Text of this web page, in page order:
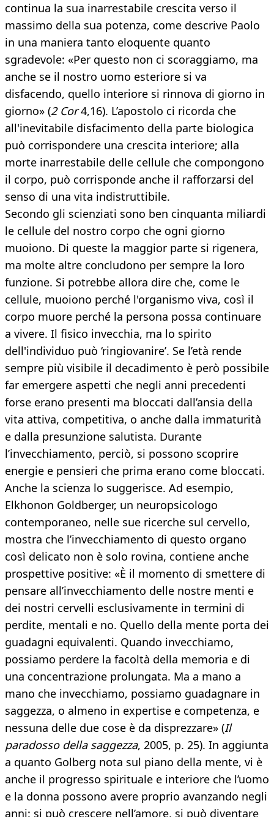
continua la sua inarrestabile crescita verso il
massimo della sua potenza, come descrive Paolo
in una maniera tanto eloquente quanto
sgradevole: «Per questo non ci scoraggiamo, ma
anche se il nostro uomo esteriore si va
disfacendo, quello interiore si rinnova di giorno in
giorno» (2 Cor4,16). L’apostolo ci ricorda che
all'inevitabile disfacimento della parte biologica
può corrispondere una crescita interiore; alla
morte inarrestabile delle cellule che compongono
il corpo, può corrisponde anche il rafforzarsi del
senso di una vita indistruttibile.
Secondo gli scienziati sono ben cinquanta miliardi
le cellule del nostro corpo che ogni giorno
muoiono. Di queste la maggior parte si rigenera,
ma molte altre concludono per sempre la loro
funzione. Si potrebbe allora dire che, come le
cellule, muoiono perché l'organismo viva, così il
corpo muore perché la persona possa continuare
a vivere. Il fisico invecchia, ma lo spirito
dell'individuo può ‘ringiovanire’. Se l’età rende
sempre più visibile il decadimento è però possibile
far emergere aspetti che negli anni precedenti
forse erano presenti ma bloccati dall’ansia della
vita attiva, competitiva, o anche dalla immaturità
e dalla presunzione salutista. Durante
l’invecchiamento, perciò, si possono scoprire
energie e pensieri che prima erano come bloccati.
Anche la scienza lo suggerisce. Ad esempio,
Elkhonon Goldberger, un neuropsicologo
contemporaneo, nelle sue ricerche sul cervello,
mostra che l’invecchiamento di questo organo
così delicato non è solo rovina, contiene anche
prospettive positive: «È il momento di smettere di
pensare all’invecchiamento delle nostre menti e
dei nostri cervelli esclusivamente in termini di
perdite, mentali e no. Quello della mente porta dei
guadagni equivalenti. Quando invecchiamo,
possiamo perdere la facoltà della memoria e di
una concentrazione prolungata. Ma a mano a
mano che invecchiamo, possiamo guadagnare in
saggezza, o almeno in expertise e competenza, e
nessuna delle due cose è da disprezzare» (Il
paradosso della saggezza, 2005, p. 25). In aggiunta
a quanto Golberg nota sul piano della mente, vi è
anche il progresso spirituale e interiore che l’uomo
e la donna possono avere proprio avanzando negli
anni: si può crescere nell’amore, si può diventare